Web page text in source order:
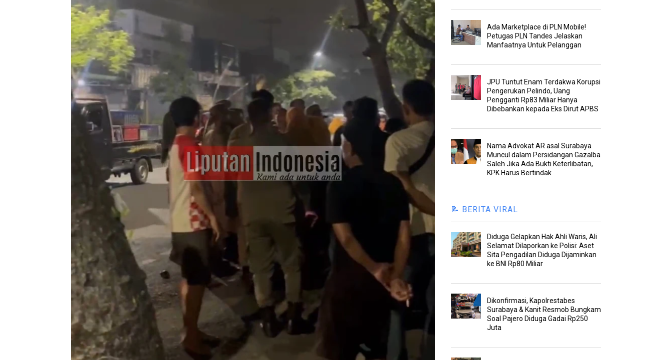
Ada Marketplace di PLN Mobile!
Petugas PLN Tandes Jelaskan
Manfaatnya Untuk Pelanggan
JPU Tuntut Enam Terdakwa Korupsi
Pengerukan Pelindo, Uang
Pengganti Rp83 Miliar Hanya
Dibebankan kepada Eks Dirut APBS
Nama Advokat AR asal Surabaya
Muncul dalam Persidangan Gazalba
Saleh Jika Ada Bukti Keterlibatan,
KPK Harus Bertindak
📝 BERITA VIRAL
Diduga Gelapkan Hak Ahli Waris, Ali
Selamat Dilaporkan ke Polisi: Aset
Sita Pengadilan Diduga Dijaminkan
ke BNI Rp80 Miliar
Dikonfirmasi, Kapolrestabes
Surabaya & Kanit Resmob Bungkam
Soal Pajero Diduga Gadai Rp250
Juta